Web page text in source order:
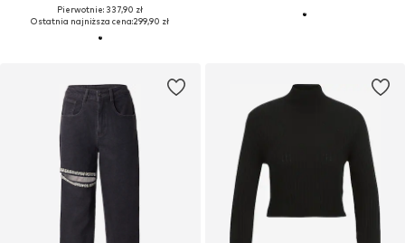
Pierwotnie: 337,90 zł
Ostatnia najniższa cena:299,90 zł